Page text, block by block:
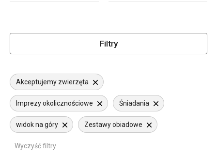
Filtry
Akceptujemy zwierzęta
Imprezy okolicznościowe Śniadania
widok na góry Zestawy obiadowe
Wyczyść filtry